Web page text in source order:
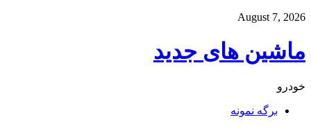
August 7, 2026
ماشین های جدید
خودرو
برگه نمونه